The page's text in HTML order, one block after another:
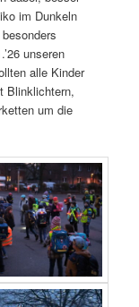
im Dunkeln
unseren
alle Kinder
Blinklichtern,
um die